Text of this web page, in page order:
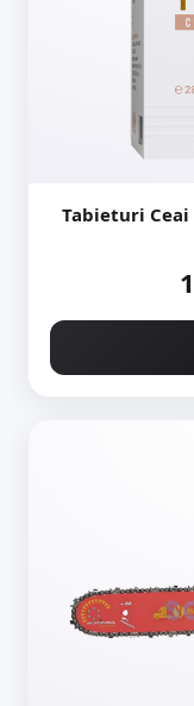
Tabieturi Ceai